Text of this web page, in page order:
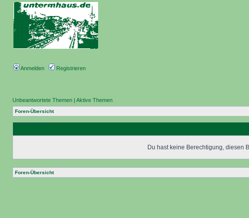
Anmelden Registrieren
Unbeantwortete Themen | Aktive Themen
Foren-Übersicht
Du hast keine Berechtigung, diesen
Foren-Übersicht